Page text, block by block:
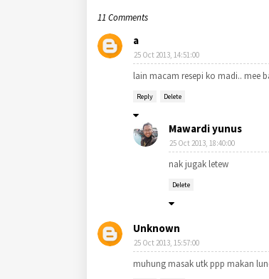
11 Comments
a
25 Oct 2013, 14:51:00
lain macam resepi ko madi.. mee
Reply Delete
Mawardi yunus
25 Oct 2013, 18:40:00
nak jugak letew
Delete
Unknown
25 Oct 2013, 15:57:00
muhung masak utk ppp makan